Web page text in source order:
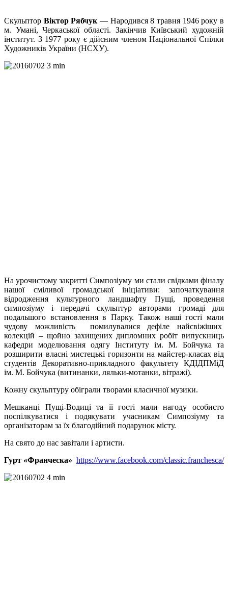
Скульптор Віктор Рябчук — Народився 8 травня 1946 року в
м. Умані, Черкаської області. Закінчив Київський художній
інститут. З 1977 року є дійсним членом Національної Спілки
Художників України (НСХУ).
На урочистому закритті Симпозіуму ми стали свідками фіналу
нашої сміливої громадської ініціативи: започаткування
відродження культурного ландшафту Пущі, проведення
симпозіуму і передачі скульптур авторами громаді для
подальшого встановлення в Парку. Також наші гості мали
чудову можливість помилувалися дефіле найсвіжіших
колекцій – щойно захищених дипломних робіт випускниць
кафедри моделювання одягу Інституту ім. М. Бойчука та
розширити власні мистецькі горизонти на майстер-класах від
студентів Декоративно-прикладного факультету КДІДПМіД
ім. М. Бойчука (витинанки, ляльки-мотанки, вітражі).
Кожну скульптуру обіграли творами класичної музики.
Мешканці Пущі-Водиці та її гості мали нагоду особисто
поспілкуватися і подякувати учасникам Симпозіуму та
організаторам за їх благодійний подарунок місту.
На свято до нас завітали і артисти.
Гурт «Франческа» https://www.facebook.com/classic.franchesca/